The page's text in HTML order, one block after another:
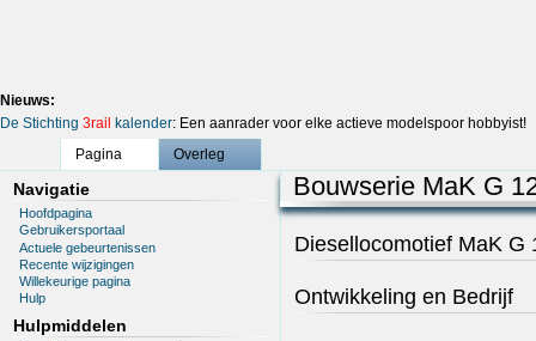
Nieuws:
De Stichting 3rail kalender: Een aanrader voor elke actieve modelspoor hobbyist!
Pagina
Overleg
Navigatie
Hoofdpagina
Gebruikersportaal
Actuele gebeurtenissen
Recente wijzigingen
Willekeurige pagina
Hulp
Hulpmiddelen
Bouwserie MaK G
Diesellocomotief MaK G
Ontwikkeling en Bedrijf